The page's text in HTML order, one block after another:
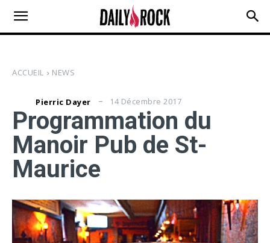
ACCUEIL NEWS
Pierric Dayer 14 Décembre 2017
Programmation du
Manoir Pub de St-
Maurice